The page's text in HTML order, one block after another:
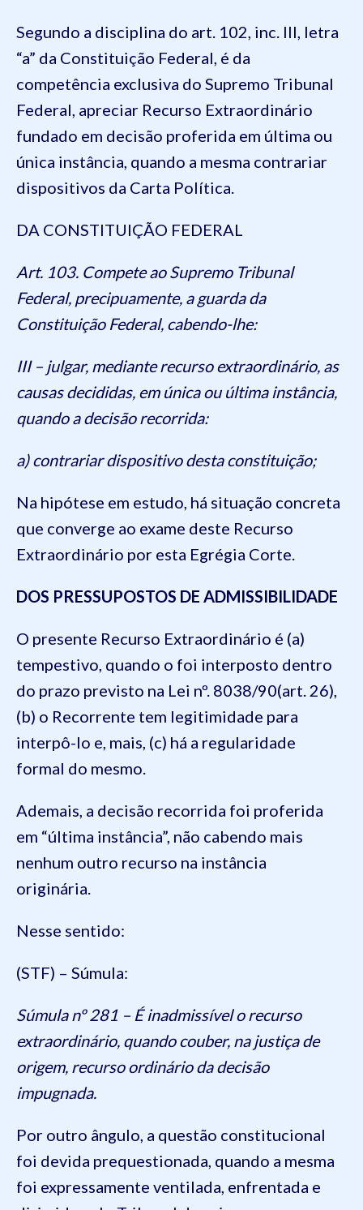
Segundo a disciplina do art. 102, inc. III, letra
“a” da Constituição Federal, é da
competência exclusiva do Supremo Tribunal
Federal, apreciar Recurso Extraordinário
fundado em decisão proferida em última ou
única instância, quando a mesma contrariar
dispositivos da Carta Política.
DA CONSTITUIÇÃO FEDERAL
Art. 103. Compete ao Supremo Tribunal
Federal, precipuamente, a guarda da
Constituição Federal, cabendo-lhe:
III – julgar, mediante recurso extraordinário, as
causas decididas, em única ou última instância,
quando a decisão recorrida:
a) contrariar dispositivo desta constituição;
Na hipótese em estudo, há situação concreta
que converge ao exame deste Recurso
Extraordinário por esta Egrégia Corte.
DOS PRESSUPOSTOS DE ADMISSIBILIDADE
O presente Recurso Extraordinário é (a)
tempestivo, quando o foi interposto dentro
do prazo previsto na Lei nº. 8038/90(art. 26),
(b) o Recorrente tem legitimidade para
interpô-lo e, mais, (c) há a regularidade
formal do mesmo.
Ademais, a decisão recorrida foi proferida
em “última instância”, não cabendo mais
nenhum outro recurso na instância
originária.
Nesse sentido:
(STF) – Súmula:
Súmula nº 281 – É inadmissível o recurso
extraordinário, quando couber, na justiça de
origem, recurso ordinário da decisão
impugnada.
Por outro ângulo, a questão constitucional
foi devida prequestionada, quando a mesma
foi expressamente ventilada, enfrentada e